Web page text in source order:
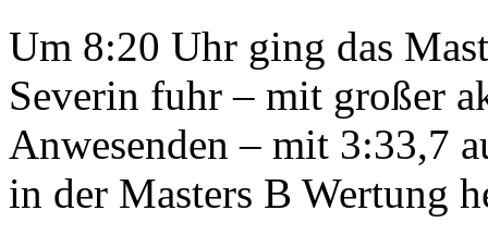
Um 8:20 Uhr ging das
Severin fuhr – mit großer
Anwesenden – mit 3:33,7
in der Masters B Wertung